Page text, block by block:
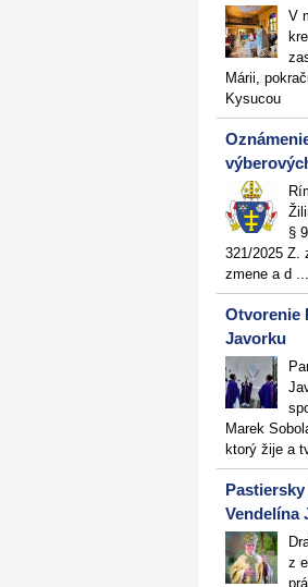
V
Márii,
Kysucou
§
321/2025 Z.
zmene a d ...
Otvorenie
Javorku
Marek
ktorý žije a
Vendelína
z